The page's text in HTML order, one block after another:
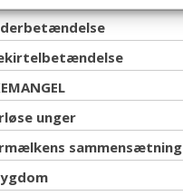
unger
sammensætning